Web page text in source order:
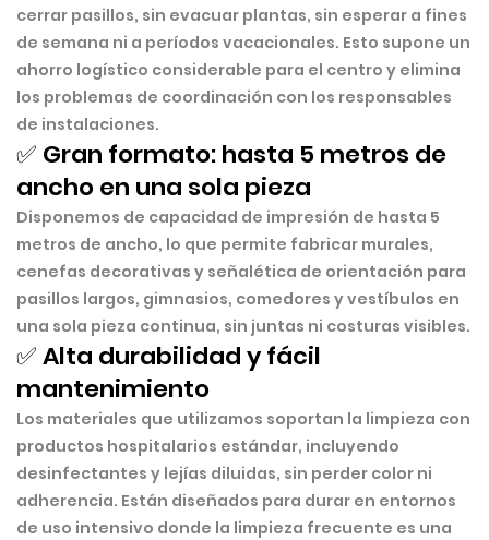
cerrar pasillos, sin evacuar plantas, sin esperar a fines
de semana ni a períodos vacacionales. Esto supone un
ahorro logístico considerable para el centro y elimina
los problemas de coordinación con los responsables
de instalaciones.
✅ Gran formato: hasta 5 metros de
ancho en una sola pieza
Disponemos de capacidad de impresión de hasta 5
metros de ancho, lo que permite fabricar murales,
cenefas decorativas y señalética de orientación para
pasillos largos, gimnasios, comedores y vestíbulos en
una sola pieza continua, sin juntas ni costuras visibles.
✅ Alta durabilidad y fácil
mantenimiento
Los materiales que utilizamos soportan la limpieza con
productos hospitalarios estándar, incluyendo
desinfectantes y lejías diluidas, sin perder color ni
adherencia. Están diseñados para durar en entornos
de uso intensivo donde la limpieza frecuente es una